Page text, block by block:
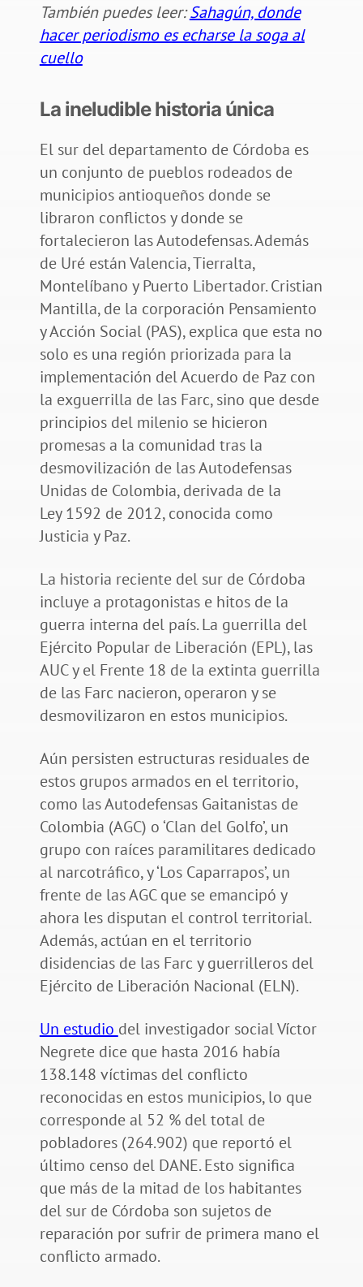
También puedes leer:Sahagún, donde
hacer periodismo es echarse la soga al
cuello
La ineludible historia única
El sur del departamento de Córdoba es
un conjunto de pueblos rodeados de
municipios antioqueños donde se
libraron conflictos y donde se
fortalecieron las Autodefensas. Además
de Uré están Valencia, Tierralta,
Montelíbano y Puerto Libertador. Cristian
Mantilla, de la corporación Pensamiento
y Acción Social (PAS), explica que esta no
solo es una región priorizada para la
implementación del Acuerdo de Paz con
la exguerrilla de las Farc, sino que desde
principios del milenio se hicieron
promesas a la comunidad tras la
desmovilización de las Autodefensas
Unidas de Colombia, derivada de la
Ley 1592 de 2012, conocida como
Justicia y Paz.
La historia reciente del sur de Córdoba
incluye a protagonistas e hitos de la
guerra interna del país. La guerrilla del
Ejército Popular de Liberación (EPL), las
AUC y el Frente 18 de la extinta guerrilla
de las Farc nacieron, operaron y se
desmovilizaron en estos municipios.
Aún persisten estructuras residuales de
estos grupos armados en el territorio,
como las Autodefensas Gaitanistas de
Colombia (AGC) o ‘Clan del Golfo’, un
grupo con raíces paramilitares dedicado
al narcotráfico, y ‘Los Caparrapos’, un
frente de las AGC que se emancipó y
ahora les disputan el control territorial.
Además, actúan en el territorio
disidencias de las Farc y guerrilleros del
Ejército de Liberación Nacional (ELN).
Un estudio del investigador social Víctor
Negrete dice que hasta 2016 había
138.148 víctimas del conflicto
reconocidas en estos municipios, lo que
corresponde al 52 % del total de
pobladores (264.902) que reportó el
último censo del DANE. Esto significa
que más de la mitad de los habitantes
del sur de Córdoba son sujetos de
reparación por sufrir de primera mano el
conflicto armado.